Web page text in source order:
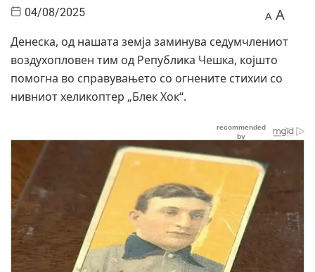
04/08/2025 A A
Денеска, од нашата земја заминува седумчлениот
воздухопловен тим од Република Чешка, којшто
помогна во справувањето со огнените стихии со
нивниот хеликоптер „Блек Хок“.